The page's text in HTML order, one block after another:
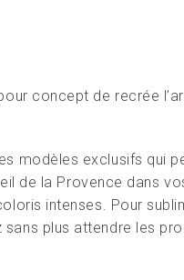
concept de recrée
modèles exclusifs qui
de la Provence dans
intenses. Pour
plus attendre les